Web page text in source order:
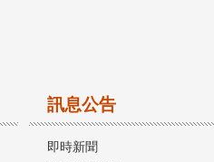
訊息公告
即時新聞